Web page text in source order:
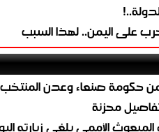
على اليمن.. لهذا السبب
من حكومة صنعاء وعدن المنتخب
محزنة
الأممي يلغي زيارته